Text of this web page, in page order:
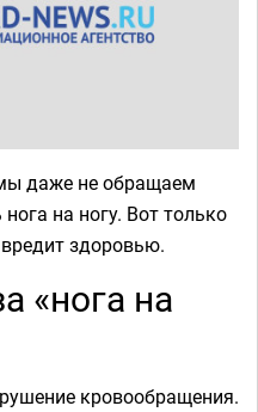
даже не обращаем
на ногу. Вот только
здоровью.
«нога на
кровообращения.